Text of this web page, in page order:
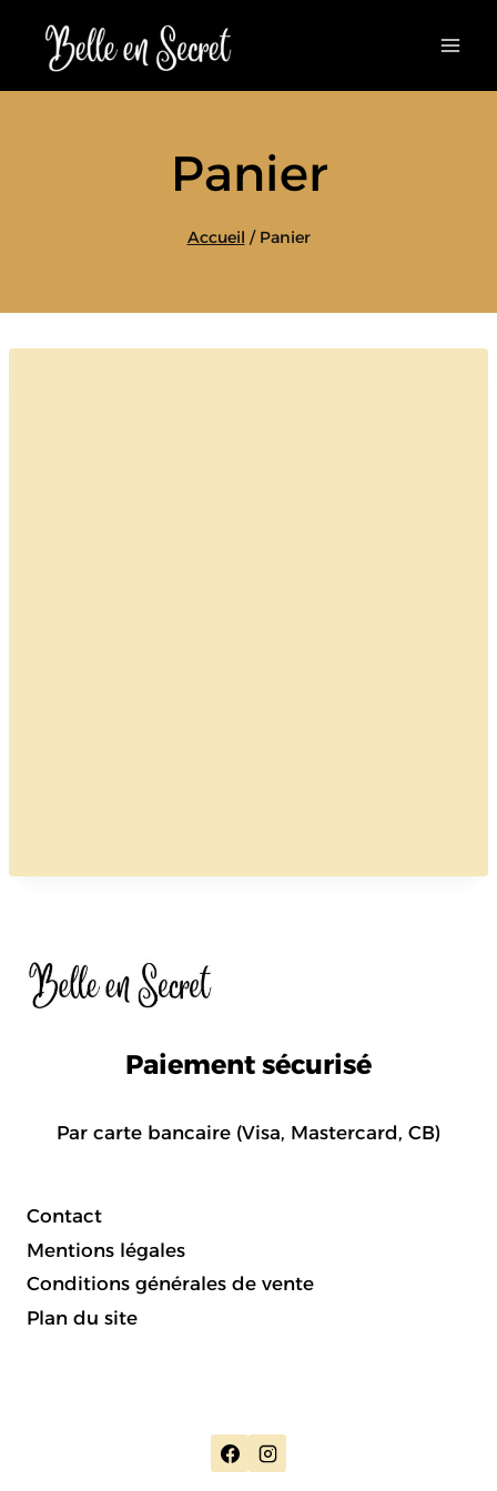
contenu
Panier
Accueil / Panier
Paiement sécurisé
Par carte bancaire (Visa, Mastercard, CB)
Contact
Mentions légales
Conditions générales de vente
Plan du site